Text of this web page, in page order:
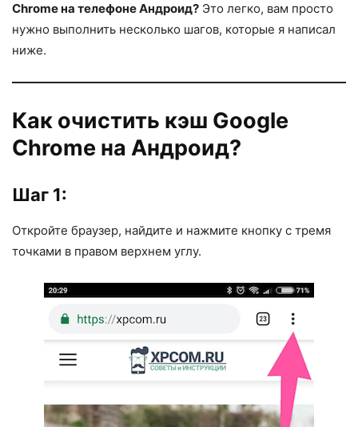
Chrome на телефоне Андроид? Это легко, вам просто
нужно выполнить несколько шагов, которые я написал
ниже.
Как очистить кэш Google
Chrome на Андроид?
Шаг 1:
Откройте браузер, найдите и нажмите кнопку с тремя
точками в правом верхнем углу.